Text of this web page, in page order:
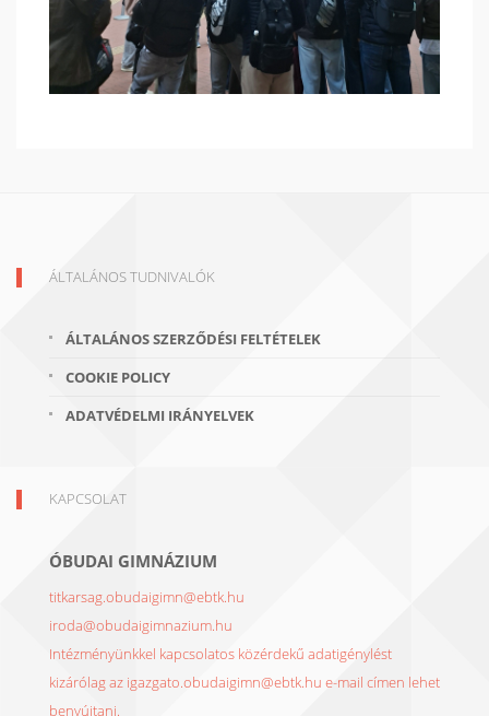
ÁLTALÁNOS TUDNIVALÓK
ÁLTALÁNOS SZERZŐDÉSI FELTÉTELEK
COOKIE POLICY
ADATVÉDELMI IRÁNYELVEK
KAPCSOLAT
ÓBUDAI GIMNÁZIUM
titkarsag.obudaigimn@ebtk.hu
iroda@obudaigimnazium.hu
Intézményünkkel kapcsolatos közérdekű adatigénylést
kizárólag az igazgato.obudaigimn@ebtk.hu e-mail címen lehet
benyújtani.